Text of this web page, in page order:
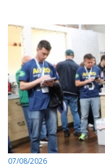
07/08/2026